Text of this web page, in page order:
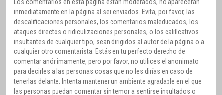
Los comentarios en esta página están moderados, no aparecerán
inmediatamente en la página al ser enviados. Evita, por favor, las
descalificaciones personales, los comentarios maleducados, los
ataques directos o ridiculizaciones personales, o los calificativos
insultantes de cualquier tipo, sean dirigidos al autor de la página o a
cualquier otro comentarista. Estás en tu perfecto derecho de
comentar anónimamente, pero por favor, no utilices el anonimato
para decirles a las personas cosas que no les dirías en caso de
tenerlas delante. Intenta mantener un ambiente agradable en el que
las personas puedan comentar sin temor a sentirse insultados o